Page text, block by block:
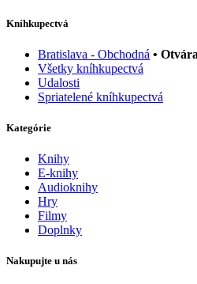
Kníhkupectvá
Bratislava - Obchodná •
Všetky kníhkupectvá
Udalosti
Spriatelené kníhkupectvá
Kategórie
Knihy
E-knihy
Audioknihy
Hry
Filmy
Doplnky
Nakupujte u nás